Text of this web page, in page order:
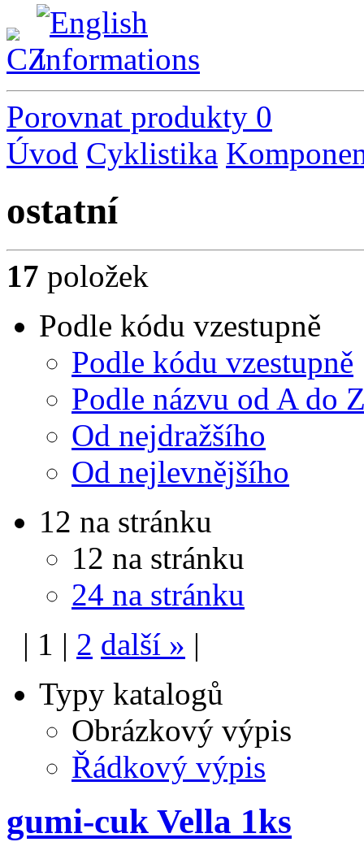
Porovnat produkty 0
Úvod Cyklistika
ostatní
17 položek
Podle kódu vzestupně
Podle kódu vzestupně
Podle názvu od A do
Od nejdražšího
Od nejlevnějšího
12 na stránku
12 na stránku
24 na stránku
| 1 | 2 další » |
Typy katalogů
Obrázkový výpis
Řádkový výpis
gumi-cuk Vella 1ks